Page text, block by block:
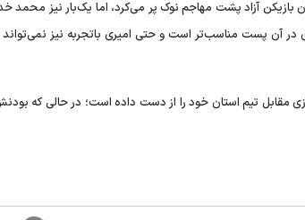
آزاد پشت مهاجم نوک پر می‌کرد، اما یک‌بار نیز محمد
آن پست مناسب‌تر است و حتی امیری باتجربه نیز نمی‌تواند
مقابل تیم استان خود را از دست داده است؛ در حالی که